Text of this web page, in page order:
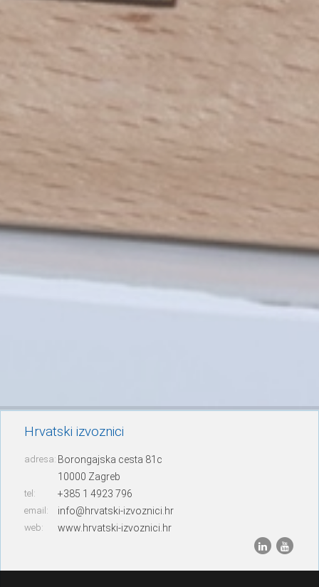
Hrvatski izvoznici
adresa: Borongajska cesta 81c
10000 Zagreb
tel: +385 1 4923 796
email: info@hrvatski-izvoznici.hr
web: www.hrvatski-izvoznici.hr